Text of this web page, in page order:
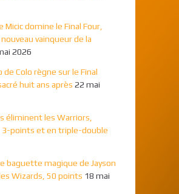
Micic domine le Final Four,
vainqueur de la
2026
Colo règne sur le Final
huit ans après 22 mai
éliminent les Warriors,
3-points et en triple-double
baguette magique de Jayson
Wizards, 50 points 18 mai